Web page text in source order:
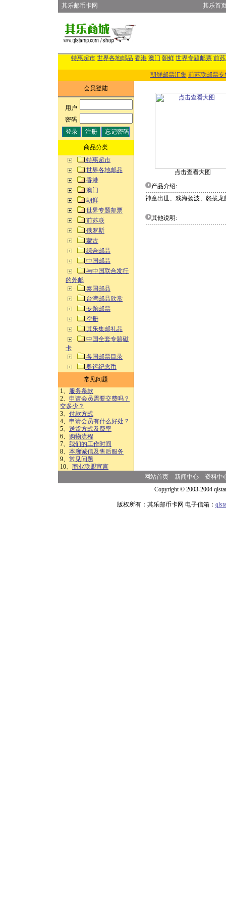
其乐邮币卡网 其乐首
特惠超市 世界各地邮品 香港 澳门 朝鲜 世界专题邮票 前
朝鲜邮票汇集 前苏联邮票专
会员登陆
用户:
密码:
商品分类
特惠超市
世界各地邮品
香港
澳门
朝鲜
世界专题邮票
前苏联
俄罗斯
蒙古
综合邮品
中国邮品
与中国联合发行
的外邮
泰国邮品
台湾邮品欣赏
专题邮票
空册
其乐集邮礼品
中国全套专题磁
卡
各国邮票目录
奥运纪念币
常见问题
1、 服务条款
2、 申请会员需要交费吗？
交多少？
3、 付款方式
4、 申请会员有什么好处？
5、 送货方式及费率
6、 购物流程
7、 我们的工作时间
8、 本廊诚信及售后服务
9、 常见问题
10、 商业联盟宣言
点击查看大图
产品介绍:
神童出世、戏海扬波、怒拔
其他说明:
网站首页 新闻中心
资料中
Copyright © 2003-2004
版权所有：其乐邮币卡网 电子信箱：